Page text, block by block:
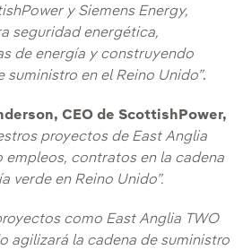
y Siemens Energy,
seguridad energética,
de energía y construyendo
suministro en el Reino Unido”.
CEO de ScottishPower,
proyectos de East Anglia
empleos, contratos en la cadena
verde en Reino Unido”.
como East Anglia TWO
agilizará la cadena de suministro